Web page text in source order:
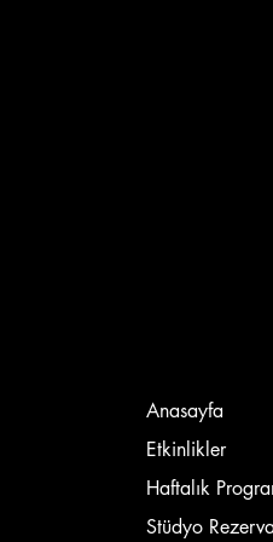
Anasayfa
Etkinlikler
Haftalık
Stüdyo